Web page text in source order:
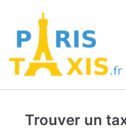
Trouver un